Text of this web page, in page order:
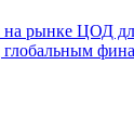
рынке ЦОД
глобальным